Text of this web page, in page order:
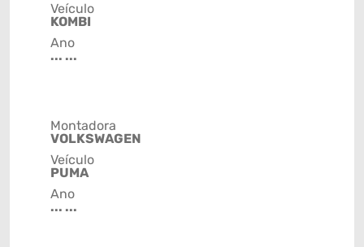
Veículo
KOMBI
Ano
... ...
Montadora
VOLKSWAGEN
Veículo
PUMA
Ano
... ...